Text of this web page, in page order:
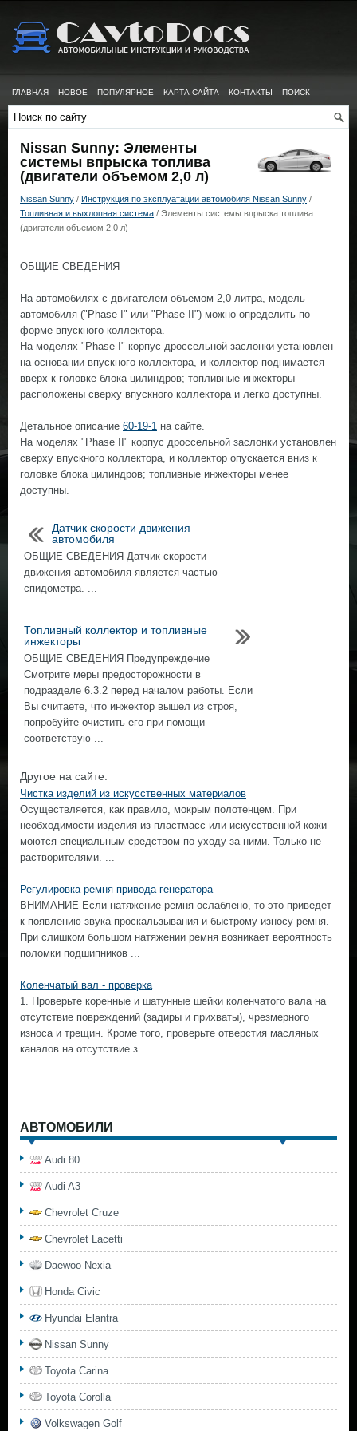
ГЛАВНАЯ НОВОЕ ПОПУЛЯРНОЕ КАРТА САЙТА КОНТАКТЫ ПОИСК
Nissan Sunny: Элементы
системы впрыска топлива
(двигатели объемом 2,0 л)
Nissan Sunny / Инструкция по эксплуатации автомобиля Nissan Sunny /
Топливная и выхлопная система / Элементы системы впрыска топлива
(двигатели объемом 2,0 л)
ОБЩИЕ СВЕДЕНИЯ
На автомобилях с двигателем объемом 2,0 литра, модель
автомобиля ("Phase I" или "Phase II") можно определить по
форме впускного коллектора.
На моделях "Phase I" корпус дроссельной заслонки установлен
на основании впускного коллектора, и коллектор поднимается
вверх к головке блока цилиндров; топливные инжекторы
расположены сверху впускного коллектора и легко доступны.
Детальное описание 60-19-1 на сайте.
На моделях "Phase II" корпус дроссельной заслонки установлен
сверху впускного коллектора, и коллектор опускается вниз к
головке блока цилиндров; топливные инжекторы менее
доступны.
Датчик скорости движения
автомобиля
ОБЩИЕ СВЕДЕНИЯ Датчик скорости
движения автомобиля является частью
спидометра. ...
Топливный коллектор и топливные
инжекторы
ОБЩИЕ СВЕДЕНИЯ Предупреждение
Смотрите меры предосторожности в
подразделе 6.3.2 перед началом работы. Если
Вы считаете, что инжектор вышел из строя,
попробуйте очистить его при помощи
соответствую ...
Другое на сайте:
Чистка изделий из искусственных материалов
Осуществляется, как правило, мокрым полотенцем. При
необходимости изделия из пластмасс или искусственной кожи
моются специальным средством по уходу за ними. Только не
растворителями. ...
Регулировка ремня привода генератора
ВНИМАНИЕ Если натяжение ремня ослаблено, то это приведет
к появлению звука проскальзывания и быстрому износу ремня.
При слишком большом натяжении ремня возникает вероятность
поломки подшипников ...
Коленчатый вал - проверка
1. Проверьте коренные и шатунные шейки коленчатого вала на
отсутствие повреждений (задиры и прихваты), чрезмерного
износа и трещин. Кроме того, проверьте отверстия масляных
каналов на отсутствие з ...
АВТОМОБИЛИ
Audi 80
Audi A3
Chevrolet Cruze
Chevrolet Lacetti
Daewoo Nexia
Honda Civic
Hyundai Elantra
Nissan Sunny
Toyota Carina
Toyota Corolla
Volkswagen Golf